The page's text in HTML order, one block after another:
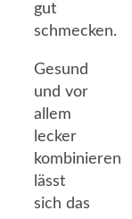
gut
schmecken.
Gesund
und vor
allem
lecker
kombinieren
lässt
sich das